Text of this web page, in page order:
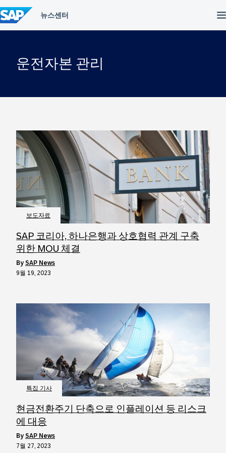
텐
츠
건
운전자본 관리
보도자료
SAP 코리아, 하나은행과 상호협력 관계 구축
위한 MOU 체결
by SAP News
9월 19, 2023
특집 기사
현금전환주기 단축으로 인플레이션 등 리스크
에 대응
by SAP News
7월 27, 2023